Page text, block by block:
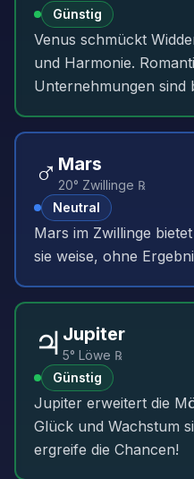
Günstig
Venus schmückt
und Harmonie.
Unternehmungen sind
♂️ Mars
20° Zwillinge ℞
Neutral
Mars im Zwillinge
sie weise, ohne
♃ Jupiter
5° Löwe ℞
Günstig
Jupiter erweitert die
Glück und Wachstum
ergreife die Chancen!